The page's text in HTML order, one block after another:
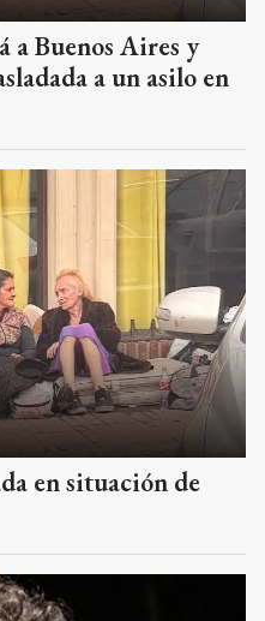
a Buenos Aires y
a un asilo en
en situación de